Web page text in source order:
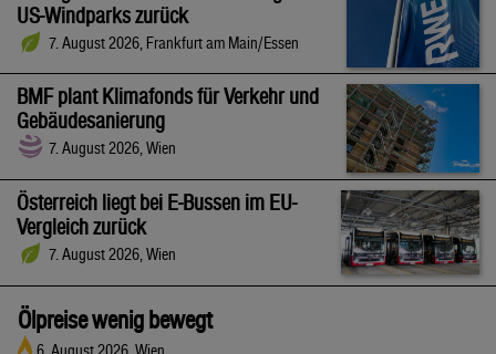
US-Windparks zurück
7. August 2026, Frankfurt am Main/Essen
BMF plant Klimafonds für Verkehr und
Gebäudesanierung
7. August 2026, Wien
Österreich liegt bei E-Bussen im EU-
Vergleich zurück
7. August 2026, Wien
Ölpreise wenig bewegt